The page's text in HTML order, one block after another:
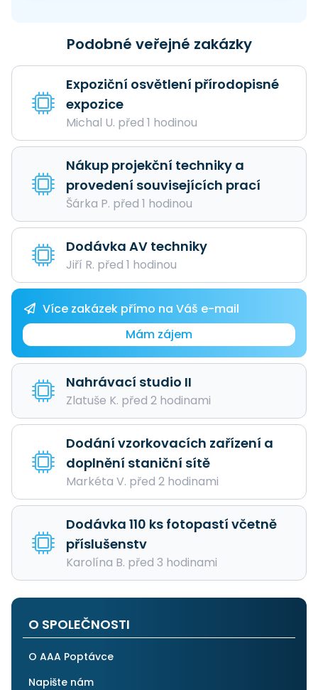
Podobné veřejné zakázky
Expoziční osvětlení přírodopisné
expozice
Michal U. před 1 hodinou
Nákup projekční techniky a
provedení souvisejících prací
Šárka P. před 1 hodinou
Dodávka AV techniky
Jiří R. před 1 hodinou
Více zakázek přímo na Váš e-mail
Mám zájem
Nahrávací studio II
Zlatuše K. před 2 hodinami
Dodání vzorkovacích zařízení a
doplnění staniční sítě
Markéta V. před 2 hodinami
Dodávka 110 ks fotopastí včetně
příslušenstv
Karolína B. před 3 hodinami
O SPOLEČNOSTI
O AAA Poptávce
Napište nám